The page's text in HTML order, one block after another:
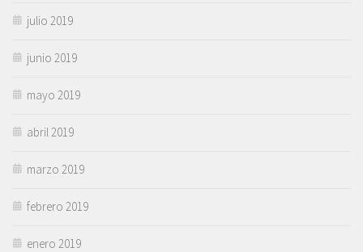
julio 2019
junio 2019
mayo 2019
abril 2019
marzo 2019
febrero 2019
enero 2019